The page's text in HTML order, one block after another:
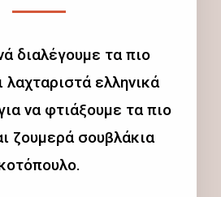
διαλέγουμε τα πιο
ελληνικά
να φτιάξουμε τα πιο
ζουμερά σουβλάκια